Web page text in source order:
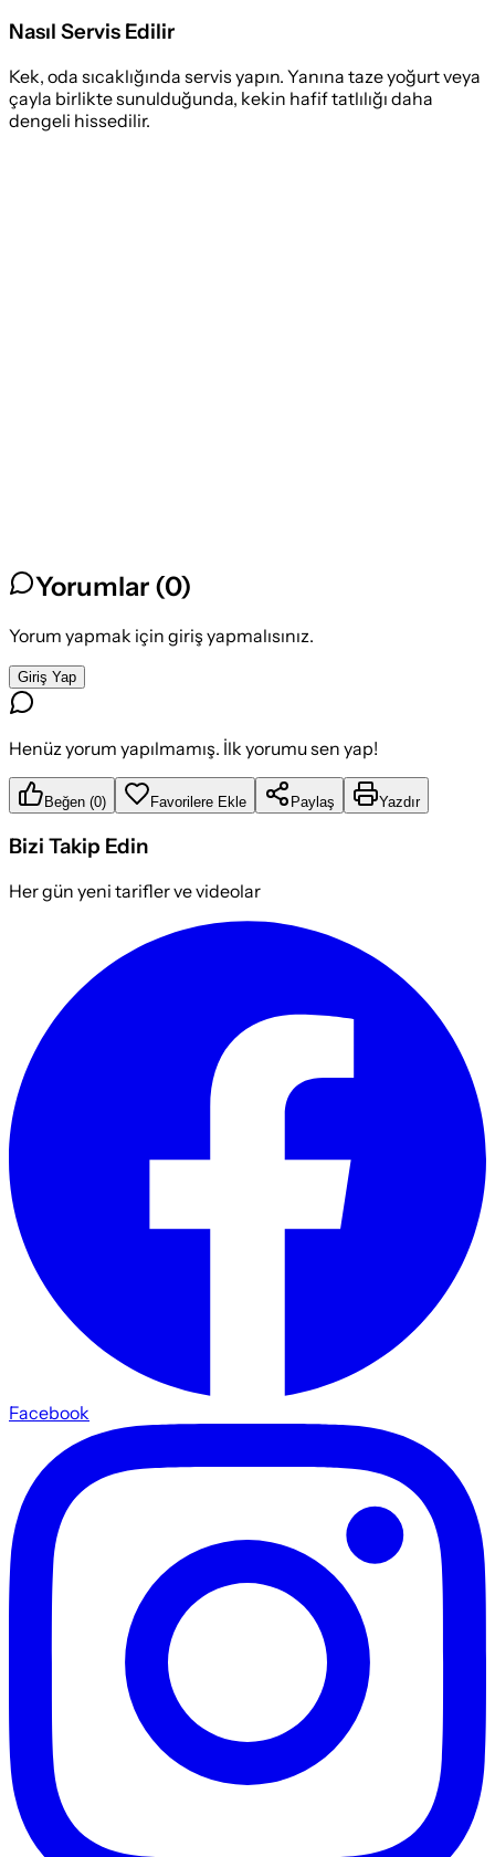
Nasıl Servis Edilir
Kek, oda sıcaklığında servis yapın. Yanına taze yoğurt veya
çayla birlikte sunulduğunda, kekin hafif tatlılığı daha
dengeli hissedilir.
Yorumlar (0)
Yorum yapmak için giriş yapmalısınız.
Giriş Yap
Henüz yorum yapılmamış. İlk yorumu sen yap!
Beğen (0) Favorilere Ekle Paylaş Yazdır
Bizi Takip Edin
Her gün yeni tarifler ve videolar
Facebook